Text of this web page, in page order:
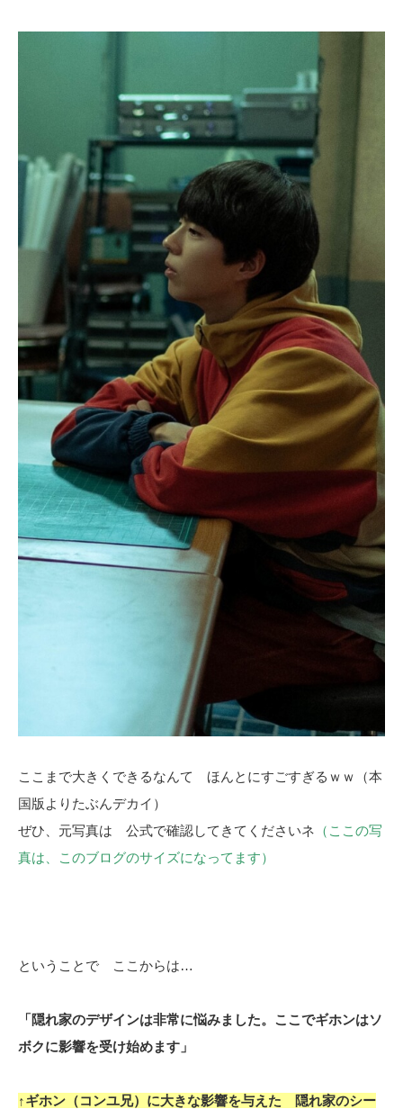
ここまで大きくできるなんて ほんとにすごすぎるｗｗ（本
国版よりたぶんデカイ）
ぜひ、元写真は 公式で確認してきてくださいネ （ここの写
真は、このブログのサイズになってます）
ということで ここからは…
「隠れ家のデザインは非常に悩みました。ここでギホンはソ
ボクに影響を受け始めます」
↑ギホン（コンユ兄）に大きな影響を与えた 隠れ家のシー